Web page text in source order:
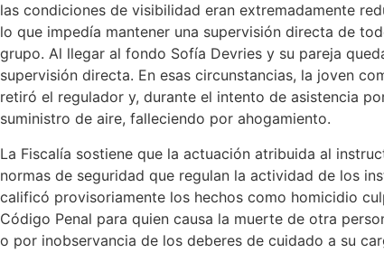
las condiciones de visibilidad eran extremadamente
lo que impedía mantener una supervisión directa de
grupo. Al llegar al fondo Sofía Devries y su pareja
supervisión directa. En esas circunstancias, la joven
retiró el regulador y, durante el intento de asistencia
suministro de aire, falleciendo por ahogamiento.
La Fiscalía sostiene que la actuación atribuida al
normas de seguridad que regulan la actividad de los
calificó provisoriamente los hechos como homicidio
Código Penal para quien causa la muerte de otra
o por inobservancia de los deberes de cuidado a su